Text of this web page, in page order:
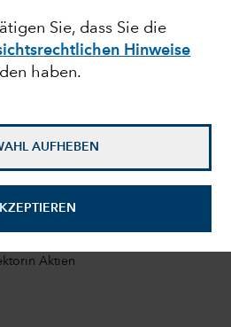
Sie, dass Sie die
Hinweise
haben.
AUFHEBEN
Aktien